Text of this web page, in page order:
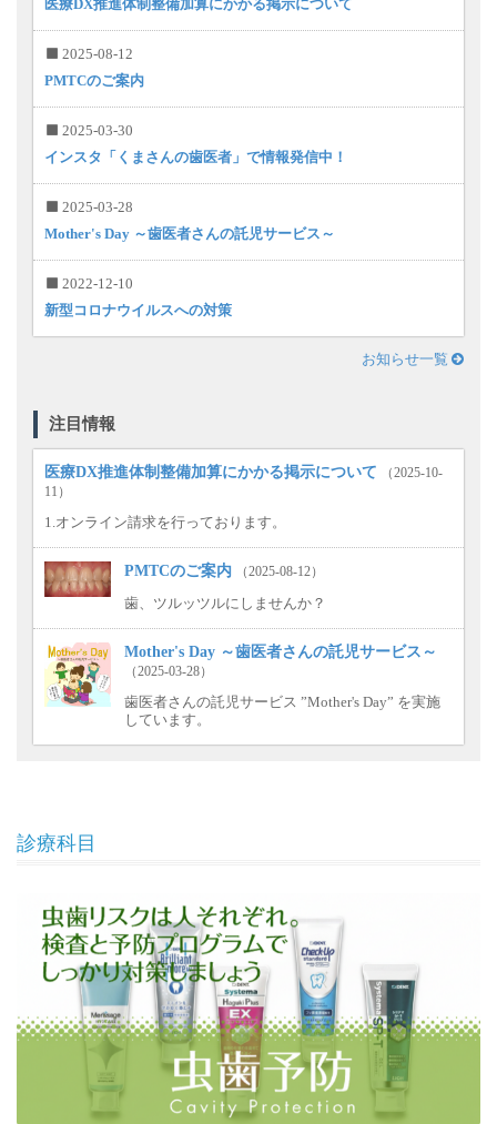
医療DX推進体制整備加算にかかる掲示について
2025-08-12
PMTCのご案内
2025-03-30
インスタ「くまさんの歯医者」で情報発信中！
2025-03-28
Mother's Day ～歯医者さんの託児サービス～
2022-12-10
新型コロナウイルスへの対策
お知らせ一覧
注目情報
医療DX推進体制整備加算にかかる掲示について
（2025-10-
11）
1.オンライン請求を行っております。
PMTCのご案内 （2025-08-12）
歯、ツルッツルにしませんか？
Mother's Day ～歯医者さんの託児サービス～
（2025-03-28）
歯医者さんの託児サービス ”Mother's Day” を実施
しています。
診療科目